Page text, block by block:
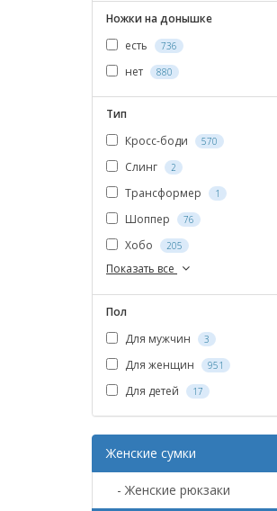
Ножки на донышке
есть
736
нет 880
Тип
Кросс-боди
570
Слинг 2
Трансформер 1
Шоппер 76
Хобо 205
Показать все
Пол
Для мужчин
3
Для женщин 951
Для детей 17
Женские сумки
- Женские рюкзаки